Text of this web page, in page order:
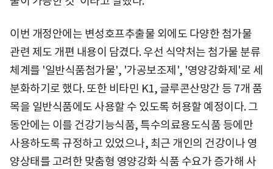
이번 개정안에는 변성호프추출물 외에도 다양한 첨가물
관련 제도 개편 내용이 담겼다. 우선 식약처는 첨가물 분류
체계를 '일반식품첨가물', '가공보조제', '영양강화제'로 세
분화하기로 했다. 또한 비타민 K1, 글루콘산망간 등 7개 품
목을 일반식품에도 사용할 수 있도록 허용할 예정이다. 그
동안에는 이를 건강기능식품, 특수의료용도식품 등에만
사용하도록 규정하고 있었으나, 최근 개인의 건강이나 영
양상태를 고려한 맞춤형 영양강화 식품 수요가 증가해 사